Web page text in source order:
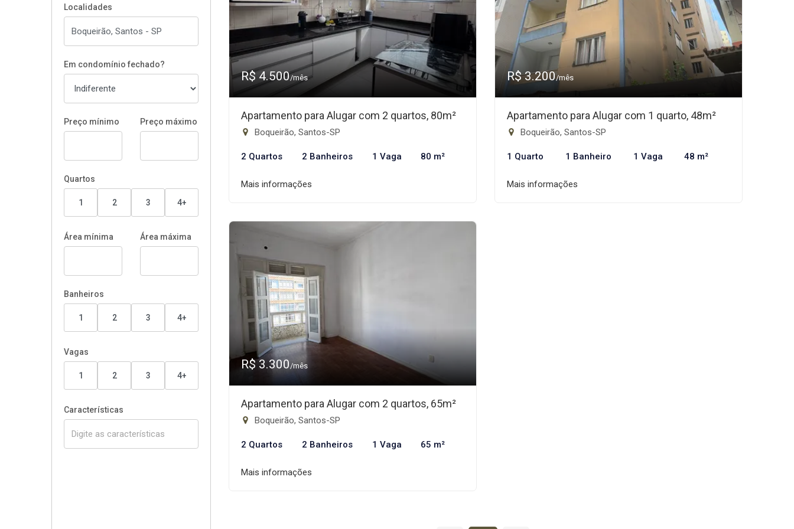
Localidades
Em condomínio fechado?
Preço mínimo Preço máximo
Quartos
1 2 3 4+
Área mínima Área máxima
Banheiros
1 2 3 4+
Vagas
1 2 3 4+
Características
R$ 4.500/mês
Apartamento para Alugar com 2 quartos, 80m²
Boqueirão, Santos-SP
2 Quartos 2 Banheiros 1 Vaga 80 m²
Mais informações
R$ 3.200/mês
Apartamento para Alugar com 1 quarto, 48m²
Boqueirão, Santos-SP
1 Quarto 1 Banheiro 1 Vaga 48 m²
Mais informações
R$ 3.300/mês
Apartamento para Alugar com 2 quartos, 65m²
Boqueirão, Santos-SP
2 Quartos 2 Banheiros 1 Vaga 65 m²
Mais informações